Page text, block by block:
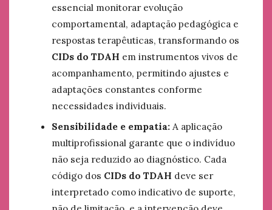
essencial monitorar evolução
comportamental, adaptação pedagógica e
respostas terapêuticas, transformando os
CIDs do TDAH em instrumentos vivos de
acompanhamento, permitindo ajustes e
adaptações constantes conforme
necessidades individuais.
Sensibilidade e empatia: A aplicação
multiprofissional garante que o indivíduo
não seja reduzido ao diagnóstico. Cada
código dos CIDs do TDAH deve ser
interpretado como indicativo de suporte,